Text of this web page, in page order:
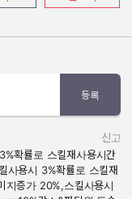
등록
신고
확률로 스킬재사용시간
사용시 3%확률로 스킬재
지증가 20%,스킬사용시